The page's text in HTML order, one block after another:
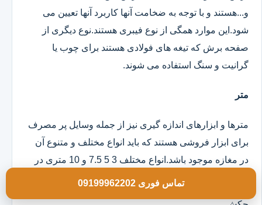
و...هستند و با توجه به ضخامت آنها کاربرد آنها تعیین می
شود.این موارد همگی از نوع فیبری هستند.نوع دیگری از
صفحه برش که تیغه های فولادی هستند برای چوب یا
گرانیت و سنگ استفاده می شوند.
متر
مترها و ابزارهای اندازه گیری نیز از جمله وسایل پر مصرف
برای ابزار فروشی هستند که باید انواع مختلف و متنوع آن
در مغازه موجود باشد.انواع مختلف 3 5 7.5 و 10 متری در
مدلهای روکش دار و ساده موجود است.
تماس فوری 09199962202